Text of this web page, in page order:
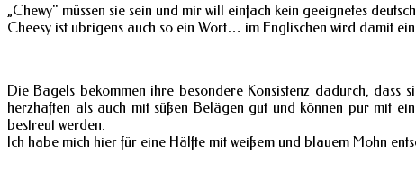
„Chewy“ müssen sie sein und mir will einfach kein geeignetes
Cheesy ist übrigens auch so ein Wort… im Englischen wird damit
Die Bagels bekommen ihre besondere Konsistenz dadurch, dass
herzhaften als auch mit süßen Belägen gut und können pur mit
bestreut werden.
Ich habe mich hier für eine Hälfte mit weißem und blauem Mohn